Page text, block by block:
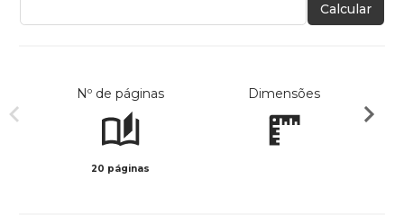
Calcular
Nº de páginas
20 páginas
Dimensões